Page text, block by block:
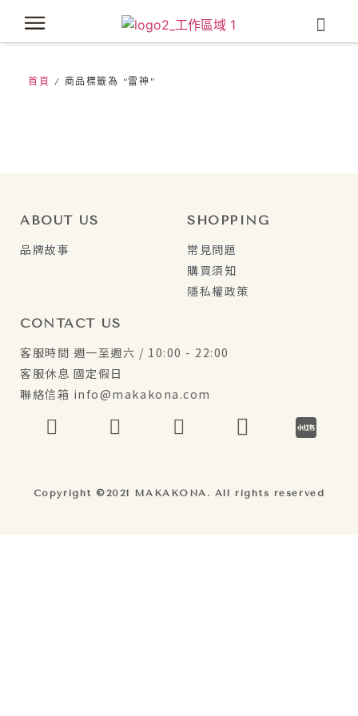
首頁 / 商品標籤為 “雷神”
ABOUT US
品牌故事
SHOPPING
常見問題
購買須知
隱私權政策
CONTACT US
客服時間 週一至週六 / 10:00 - 22:00
客服休息 國定假日
聯絡信箱 info@makakona.com
Copyright ©2021 MAKAKONA. All rights reserved